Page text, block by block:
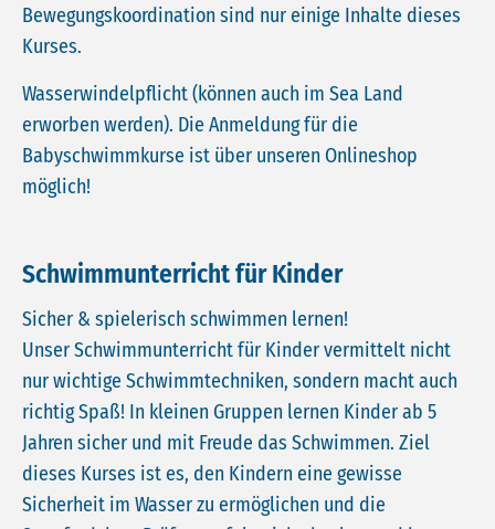
Bewegungskoordination sind nur einige Inhalte dieses
Kurses.
Wasserwindelpflicht (können auch im Sea Land
erworben werden). Die Anmeldung für die
Babyschwimmkurse ist über unseren Onlineshop
möglich!
Schwimmunterricht für Kinder
Sicher & spielerisch schwimmen lernen!
Unser Schwimmunterricht für Kinder vermittelt nicht
nur wichtige Schwimmtechniken, sondern macht auch
richtig Spaß! In kleinen Gruppen lernen Kinder ab 5
Jahren sicher und mit Freude das Schwimmen. Ziel
dieses Kurses ist es, den Kindern eine gewisse
Sicherheit im Wasser zu ermöglichen und die